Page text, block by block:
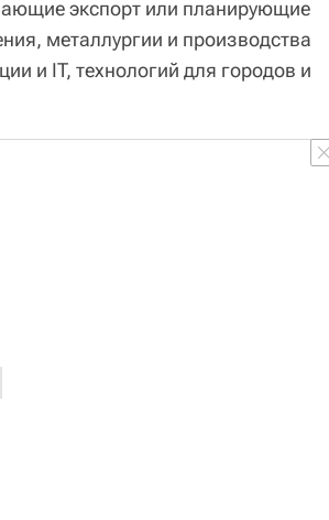
экспорт или планирующие
металлургии и производства
и IT, технологий для городов и